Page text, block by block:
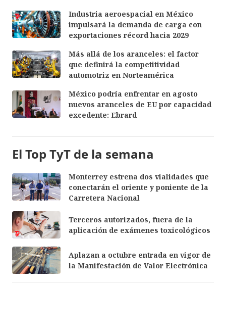
Industria aeroespacial en México
impulsará la demanda de carga con
exportaciones récord hacia 2029
Más allá de los aranceles: el factor
que definirá la competitividad
automotriz en Norteamérica
México podría enfrentar en agosto
nuevos aranceles de EU por capacidad
excedente: Ebrard
El Top TyT de la semana
Monterrey estrena dos vialidades que
conectarán el oriente y poniente de la
Carretera Nacional
Terceros autorizados, fuera de la
aplicación de exámenes toxicológicos
Aplazan a octubre entrada en vigor de
la Manifestación de Valor Electrónica